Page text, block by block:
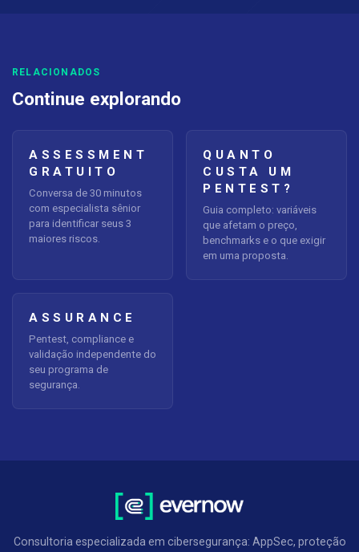
RELACIONADOS
Continue explorando
ASSESSMENT
GRATUITO
Conversa de 30 minutos
com especialista sênior
para identificar seus 3
maiores riscos.
QUANTO
CUSTA UM
PENTEST?
Guia completo: variáveis
que afetam o preço,
benchmarks e o que exigir
em uma proposta.
ASSURANCE
Pentest, compliance e
validação independente do
seu programa de
segurança.
Consultoria especializada em cibersegurança: AppSec, proteção